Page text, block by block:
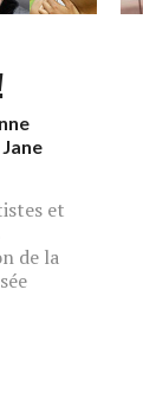
Jane
et
de la